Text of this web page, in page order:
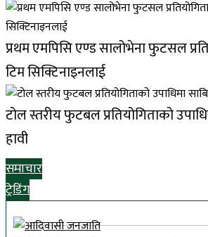
प्रथम एमपिसि एण्ड सालोभेना फुटसल
टिम सिक्टिनाइनलाई
टोल स्तरीय फुटबल प्रतियोगिताको
हावी
समाचार
ट्रेडिंग